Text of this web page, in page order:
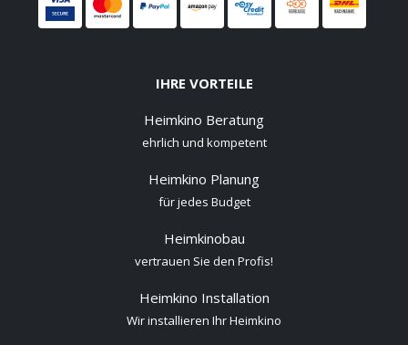
IHRE VORTEILE
Heimkino Beratung
ehrlich und kompetent
Heimkino Planung
für jedes Budget
Heimkinobau
vertrauen Sie den Profis!
Heimkino Installation
Wir installieren Ihr Heimkino